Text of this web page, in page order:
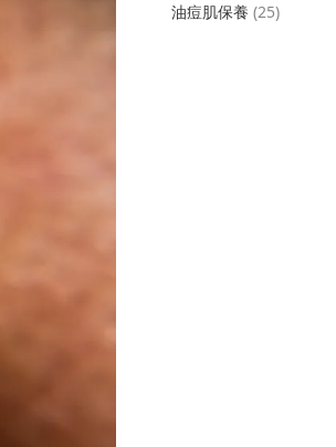
油痘肌保養 (25)